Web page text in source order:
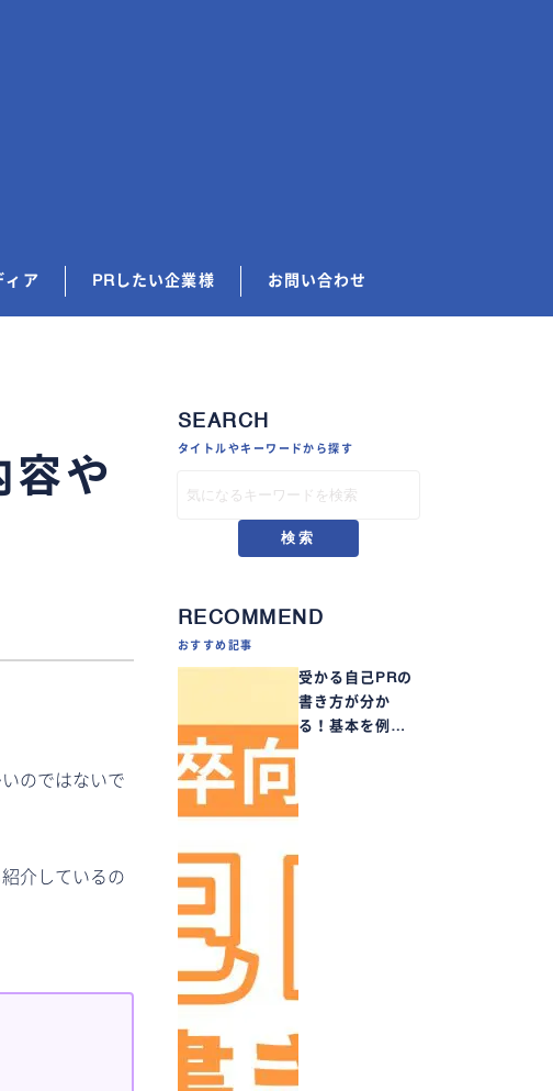
ィア PRしたい企業様 お問い合わせ
容や
のではないで
介しているの
SEARCH
タイトルやキーワードから探す
検索
RECOMMEND
おすすめ記事
受かる自己PRの
書き方が分か
る！基本を例…